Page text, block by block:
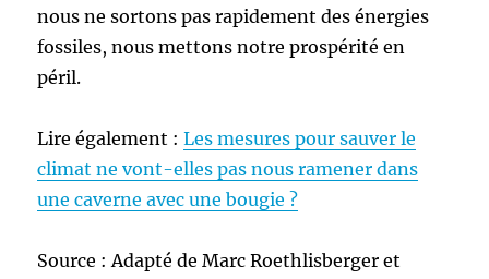
nous ne sortons pas rapidement des énergies
fossiles, nous mettons notre prospérité en
péril.
Lire également :Les mesures pour sauver le
climat ne vont-elles pas nous ramener dans
une caverne avec une bougie ?
Source : Adapté de Marc Roethlisberger et